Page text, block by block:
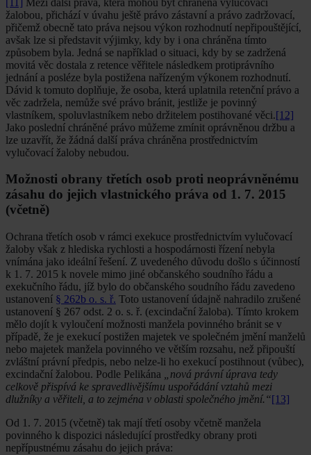
žalobou, přichází v úvahu ještě právo zástavní a právo zadržovací,
přičemž obecně tato práva nejsou výkon rozhodnutí nepřipouštějící,
avšak lze si před­stavit výjimky, kdy by i ona chráněna tímto
způsobem byla. Jedná se například o situaci, kdy by se zadržená
movitá věc dostala z retence věřitele následkem protiprávního
jednání a posléze byla postižena nařízeným výkonem rozhodnutí.
Dávid k tomuto doplňuje, že osoba, která uplatnila retenční právo a
věc zadržela, nemůže své právo bránit, jestliže je po­vinný
vlastníkem, spoluvlastníkem nebo držitelem postiho­vané věci.[12]
Jako poslední chráněné právo můžeme zmínit oprávněnou držbu a
lze uzavřít, že žádná další práva chrá­něna prostřednictvím
vylučovací žaloby nebudou.
Možnosti obrany třetích osob proti neoprávněnému
zá­sahu do jejich vlastnického práva od 1. 7. 2015
(včetně)
Ochrana třetích osob v rámci exekuce prostřednictvím vylučovací
žaloby však z hlediska rychlosti a hospodár­nosti řízení nebyla
vnímána jako ideální řešení. Z uvede­ného důvodu došlo s účinností
k 1. 7. 2015 k novele mimo jiné občanského soudního řádu a
exekučního řádu, jíž bylo do občanského soudního řádu zavedeno
ustanovení § 262b o. s. ř. Toto ustanovení údajně nahradilo zrušené
ustano­vení § 267 odst. 2 o. s. ř. (excindační žaloba). Tímto krokem
mělo dojít k vyloučení možnosti manžela povinného bránit se v
případě, že je exekucí postižen majetek ve společném jmění manželů
nebo majetek manžela povinného ve větším rozsahu, než připouští
zvláštní právní předpis, nebo nelze-li ho exekucí postihnout (vůbec),
excindační žalobou. Podle Pelikána
„nová právní úprava tedy
celkově přispívá ke spra­vedlivějšímu uspořádání vztahů mezi
dlužníky a věřiteli, a to zejména v oblasti společného jmění.“[13]
Od 1. 7. 2015 (včetně) tak mají třetí osoby včetně manžela
povinného k dispozici následující prostředky obrany proti
nepřípustnému zásahu do jejich práva: